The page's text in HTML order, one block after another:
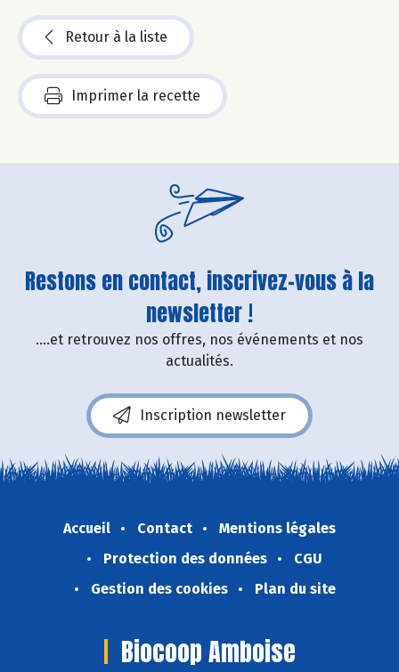
Retour à la liste
Imprimer la recette
Restons en contact, inscrivez-vous à la
newsletter !
....et retrouvez nos offres, nos événements et nos
actualités.
Inscription newsletter
Accueil Contact
Mentions légales
Protection des données
CGU
Gestion des cookies
Plan du site
Biocoop Amboise